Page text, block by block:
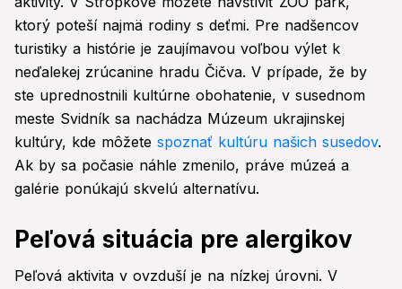
ktorý poteší najmä rodiny s deťmi. Pre nadšencov
turistiky a histórie je zaujímavou voľbou výlet k
neďalekej zrúcanine hradu Čičva. V prípade, že by
ste uprednostnili kultúrne obohatenie, v susednom
meste Svidník sa nachádza Múzeum ukrajinskej
kultúry, kde môžete spoznať kultúru našich susedov.
Ak by sa počasie náhle zmenilo, práve múzeá a
galérie ponúkajú skvelú alternatívu.
Peľová situácia pre alergikov
Peľová aktivita v ovzduší je na nízkej úrovni. V